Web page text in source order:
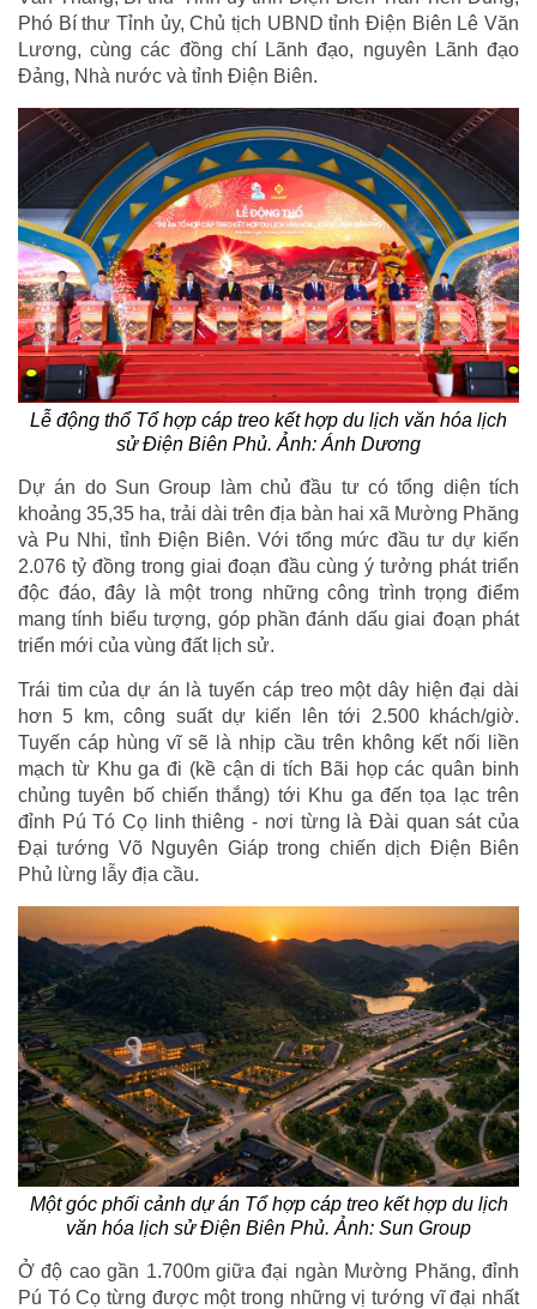
Phó Bí thư Tỉnh ủy, Chủ tịch UBND tỉnh Điện Biên Lê Văn
Lương, cùng các đồng chí Lãnh đạo, nguyên Lãnh đạo
Đảng, Nhà nước và tỉnh Điện Biên.
Lễ động thổ Tổ hợp cáp treo kết hợp du lịch văn hóa lịch
sử Điện Biên Phủ. Ảnh: Ánh Dương
Dự án do Sun Group làm chủ đầu tư có tổng diện tích
khoảng 35,35 ha, trải dài trên địa bàn hai xã Mường Phăng
và Pu Nhi, tỉnh Điện Biên. Với tổng mức đầu tư dự kiến
2.076 tỷ đồng trong giai đoạn đầu cùng ý tưởng phát triển
độc đáo, đây là một trong những công trình trọng điểm
mang tính biểu tượng, góp phần đánh dấu giai đoạn phát
triển mới của vùng đất lịch sử.
Trái tim của dự án là tuyến cáp treo một dây hiện đại dài
hơn 5 km, công suất dự kiến lên tới 2.500 khách/giờ.
Tuyến cáp hùng vĩ sẽ là nhịp cầu trên không kết nối liền
mạch từ Khu ga đi (kề cận di tích Bãi họp các quân binh
chủng tuyên bố chiến thắng) tới Khu ga đến tọa lạc trên
đỉnh Pú Tó Cọ linh thiêng - nơi từng là Đài quan sát của
Đại tướng Võ Nguyên Giáp trong chiến dịch Điện Biên
Phủ lừng lẫy địa cầu.
Một góc phối cảnh dự án Tổ hợp cáp treo kết hợp du lịch
văn hóa lịch sử Điện Biên Phủ. Ảnh: Sun Group
Ở độ cao gần 1.700m giữa đại ngàn Mường Phăng, đỉnh
Pú Tó Cọ từng được một trong những vị tướng vĩ đại nhất